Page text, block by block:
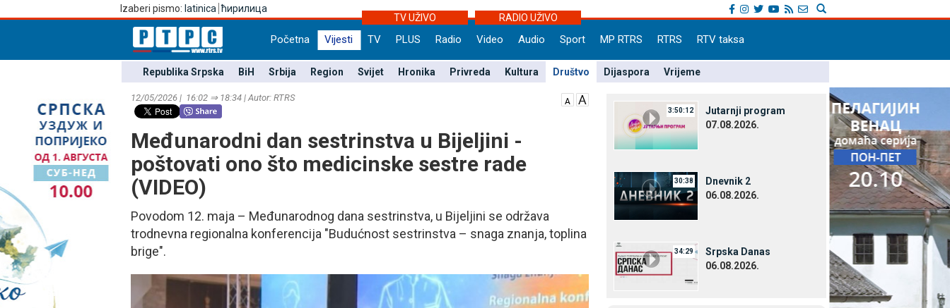
Izaberi pismo: latinica ћирилица
TV UŽIVO
RADIO UŽIVO
Početna Vijesti TV PLUS Radio Video Audio Sport MP RTRS RTRS RTV taksa
Republika Srpska BiH Srbija Region Svijet Hronika Privreda Kultura Društvo Dijaspora Vrijeme
12/05/2026 | 16:02 ⇒ 18:34 | Autor: RTRS
Međunarodni dan sestrinstva u Bijeljini -
poštovati ono što medicinske sestre rade
(VIDEO)
Povodom 12. maja – Međunarodnog dana sestrinstva, u Bijeljini se održava
trodnevna regionalna konferencija "Budućnost sestrinstva – snaga znanja, toplina
brige".
3:50:12
Јutarnji program
07.08.2026.
30:38
Dnevnik 2
06.08.2026.
34:29
Srpska Danas
06.08.2026.